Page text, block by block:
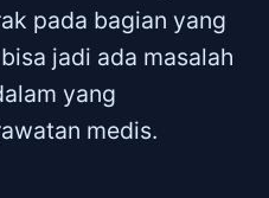
pada bagian yang
jadi ada masalah
yang
medis.